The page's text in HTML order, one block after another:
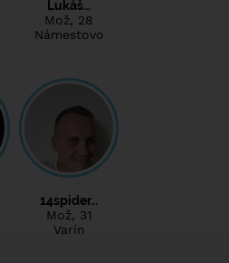
Lukáš…
Mož, 28
Námestovo
14spider…
Mož, 31
Varín